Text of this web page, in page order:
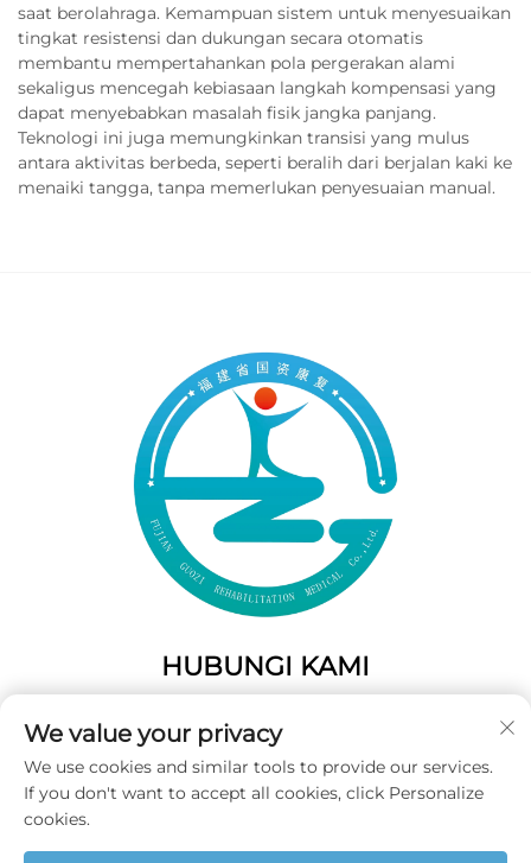
saat berolahraga. Kemampuan sistem untuk menyesuaikan
tingkat resistensi dan dukungan secara otomatis
membantu mempertahankan pola pergerakan alami
sekaligus mencegah kebiasaan langkah kompensasi yang
dapat menyebabkan masalah fisik jangka panjang.
Teknologi ini juga memungkinkan transisi yang mulus
antara aktivitas berbeda, seperti beralih dari berjalan kaki ke
menaiki tangga, tanpa memerlukan penyesuaian manual.
HUBUNGI KAMI
Tiongkok
Telp:+86-19859128239
E-Mail:
We value your privacy
We use cookies and similar tools to provide our services.
If you don't want to accept all cookies, click Personalize
cookies.